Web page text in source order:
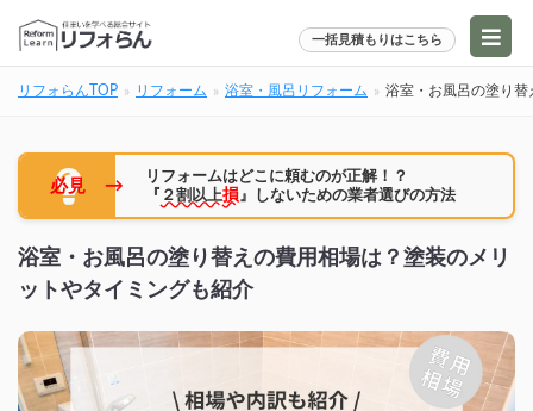
一括見積もりはこちら
リフォらんTOP リフォーム 浴室・風呂リフォーム 浴室・お風呂の塗り
必見 →
リフォームはどこに頼むのが正解！？
『 ２割以上損』しないための業者選びの方法
浴室・お風呂の塗り替えの費用相場は？塗装のメリ
ットやタイミングも紹介